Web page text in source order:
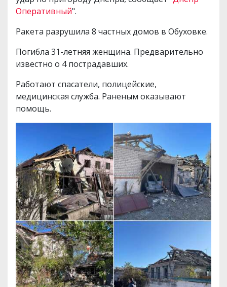
Оперативный".
Ракета разрушила 8 частных домов в Обуховке.
Погибла 31-летняя женщина. Предварительно
известно о 4 пострадавших.
Работают спасатели, полицейские,
медицинская служба. Раненым оказывают
помощь.